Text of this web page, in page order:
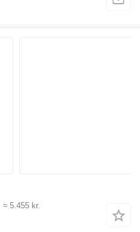
≈ 5.455 kr.